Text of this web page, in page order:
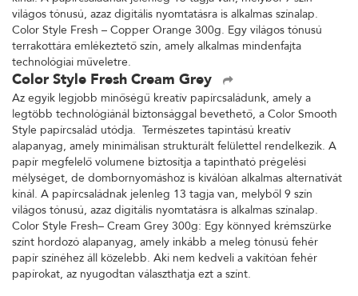
világos tónusú, azaz digitális nyomtatásra is alkalmas színalap.
Color Style Fresh – Copper Orange 300g. Egy világos tónusú
terrakottára emlékeztető szín, amely alkalmas mindenfajta
technológiai műveletre.
Color Style Fresh Cream Grey
Az egyik legjobb minőségű kreatív papírcsaládunk, amely a
legtöbb technológiánál biztonsággal bevethető, a Color Smooth
Style papírcsalád utódja. Természetes tapintású kreatív
alapanyag, amely minimálisan strukturált felülettel rendelkezik. A
papír megfelelő volumene biztosítja a tapintható prégelési
mélységet, de dombornyomáshoz is kiválóan alkalmas alternatívát
kínál. A papírcsaládnak jelenleg 13 tagja van, melyből 9 szín
világos tónusú, azaz digitális nyomtatásra is alkalmas színalap.
Color Style Fresh– Cream Grey 300g: Egy könnyed krémszürke
színt hordozó alapanyag, amely inkább a meleg tónusú fehér
papír színéhez áll közelebb. Aki nem kedveli a vakítóan fehér
papírokat, az nyugodtan választhatja ezt a színt.